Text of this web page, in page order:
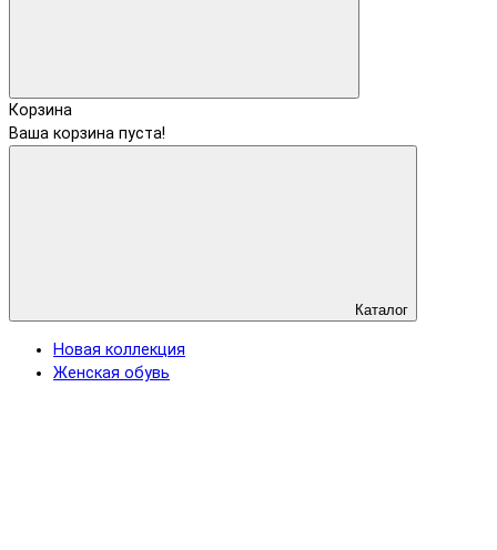
Корзина
Ваша корзина пуста!
Каталог
Новая коллекция
Женская обувь